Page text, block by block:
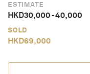
ESTIMATE
HKD30,000-40,000
SOLD
HKD69,000